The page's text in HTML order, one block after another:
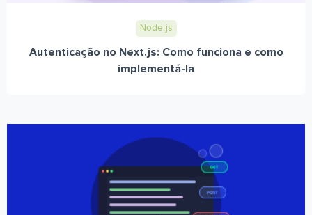
Node.js
Autenticação no Next.js: Como funciona e como
implementá-la